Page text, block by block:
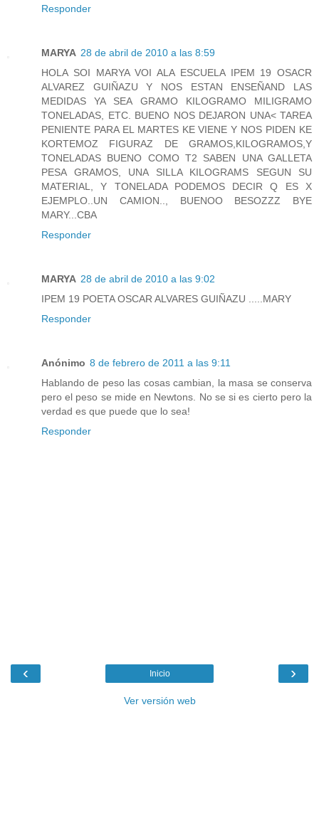
Responder
MARYA 28 de abril de 2010 a las 8:59
HOLA SOI MARYA VOI ALA ESCUELA IPEM 19 OSACR
ALVAREZ GUIÑAZU Y NOS ESTAN ENSEÑAND LAS
MEDIDAS YA SEA GRAMO KILOGRAMO MILIGRAMO
TONELADAS, ETC. BUENO NOS DEJARON UNA< TAREA
PENIENTE PARA EL MARTES KE VIENE Y NOS PIDEN KE
KORTEMOZ FIGURAZ DE GRAMOS,KILOGRAMOS,Y
TONELADAS BUENO COMO T2 SABEN UNA GALLETA
PESA GRAMOS, UNA SILLA KILOGRAMS SEGUN SU
MATERIAL, Y TONELADA PODEMOS DECIR Q ES X
EJEMPLO..UN CAMION.., BUENOO BESOZZZ BYE
MARY...CBA
Responder
MARYA 28 de abril de 2010 a las 9:02
IPEM 19 POETA OSCAR ALVARES GUIÑAZU .....MARY
Responder
Anónimo 8 de febrero de 2011 a las 9:11
Hablando de peso las cosas cambian, la masa se conserva
pero el peso se mide en Newtons. No se si es cierto pero la
verdad es que puede que lo sea!
Responder
‹ ›
Inicio
Ver versión web